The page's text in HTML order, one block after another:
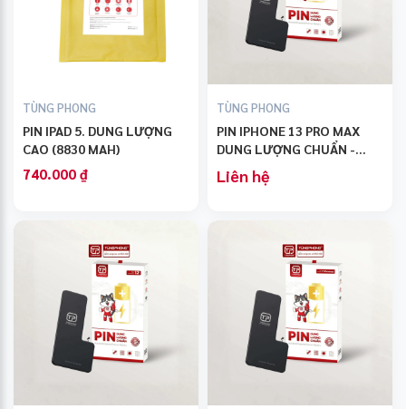
TÙNG PHONG
PIN IPAD 5. DUNG LƯỢNG
CAO (8830 MAH)
740.000 ₫
TÙNG PHONG
PIN IPHONE 13 PRO MAX
DUNG LƯỢNG CHUẨN -
THƯƠNG HIỆU TÙNG
PHONG
Liên hệ